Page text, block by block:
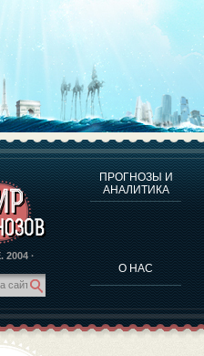
2004 ·
ПРОГНОЗЫ И
АНАЛИТИКА
О НАС
ЧЕЛОВЕКА
ЛИЧНОСТЕЙ
ВОЛИКОВА
АНАЛИТИКА